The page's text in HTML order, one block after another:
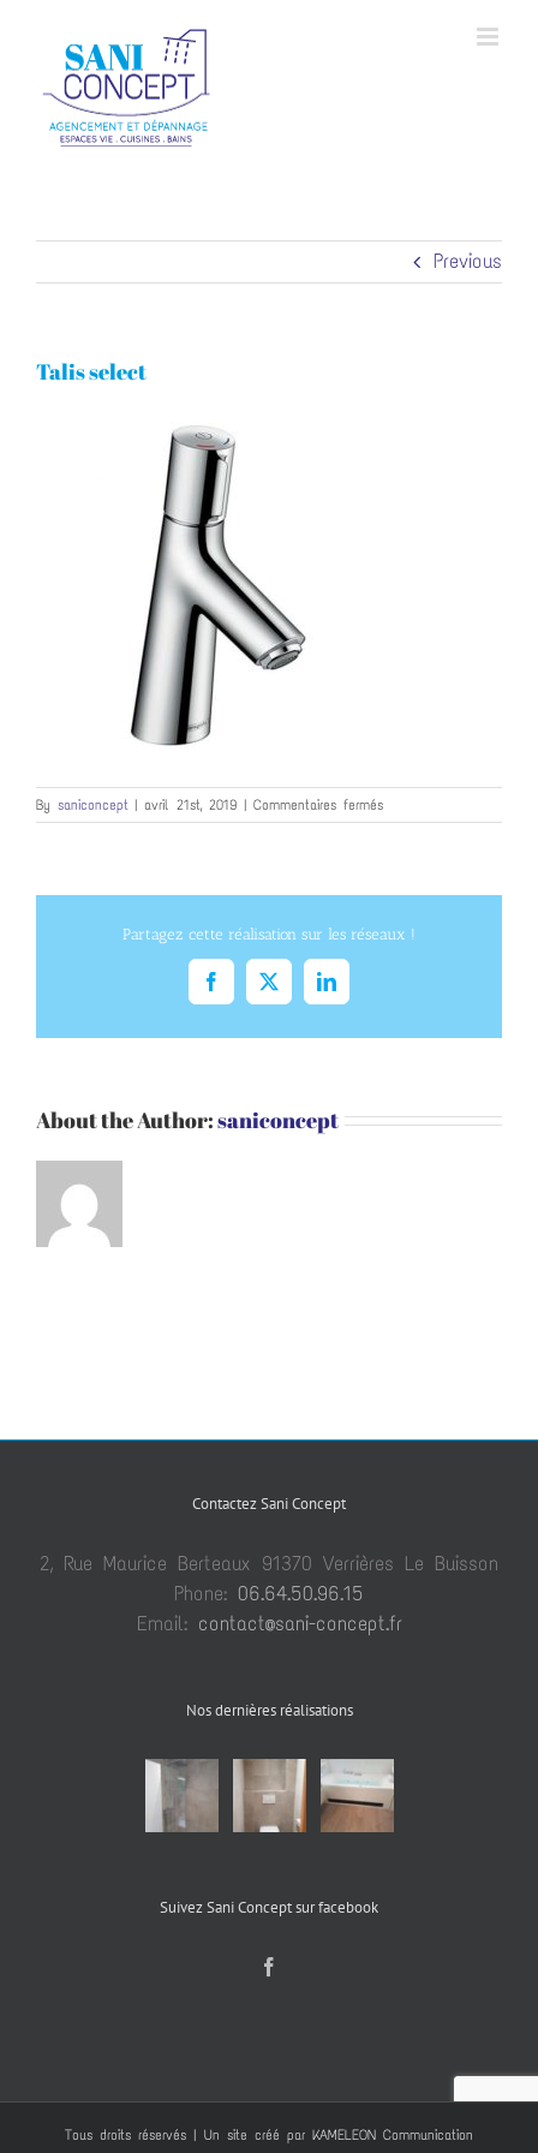
Previous
Talis select
By saniconcept | avril 21st, 2019 | Commentaires ferméssur
Talis
Partagez cette réalisation sur les réseaux !
Facebook
X LinkedIn
About the Author:saniconcept
Contactez Sani Concept
2, Rue Maurice Berteaux 91370 Verrières Le Buisson
Phone: 06.64.50.96.15
Email: contact@sani-concept.fr
Nos dernières réalisations
Suivez Sani Concept sur facebook
Tous droits réservés | Un site créé par KAMELEON Communication